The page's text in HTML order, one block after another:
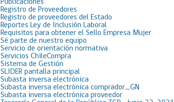
Publicaciones
Registro de Proveedores
Registro de proveedores del Estado
Reportes Ley de Inclusión Laboral
Requisitos para obtener el Sello Empresa Mujer
Sé parte de nuestro equipo
Servicio de orientación normativa
Servicios ChileCompra
Sistema de Gestión
SLIDER pantalla principal
Subasta inversa electrónica
Subasta inversa electrónica comprador_GN
Subasta inversa electrónica proveedor